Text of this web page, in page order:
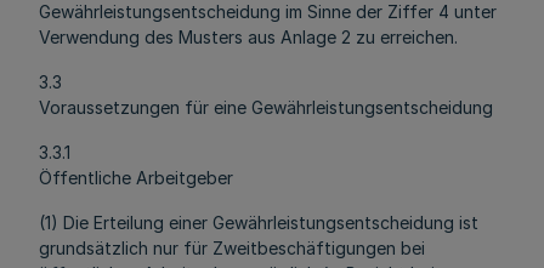
Gewährleistungsentscheidung im Sinne der Ziffer 4 unter
Verwendung des Musters aus Anlage 2 zu erreichen.
3.3
Voraussetzungen für eine Gewährleistungsentscheidung
3.3.1
Öffentliche Arbeitgeber
(1) Die Erteilung einer Gewährleistungsentscheidung ist
grundsätzlich nur für Zweitbeschäftigungen bei